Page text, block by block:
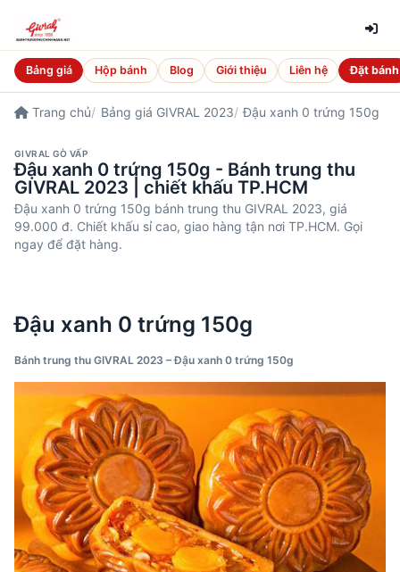
Bảng giá Hộp bánh Blog Giới thiệu Liên hệ Đặt bánh
Trang chủ Bảng giá GIVRAL 2023 Đậu xanh 0 trứng 150g
GIVRAL GÒ VẤP
Đậu xanh 0 trứng 150g - Bánh trung thu
GIVRAL 2023 | chiết khấu TP.HCM
Đậu xanh 0 trứng 150g bánh trung thu GIVRAL 2023, giá
99.000 đ. Chiết khấu sỉ cao, giao hàng tận nơi TP.HCM. Gọi
ngay để đặt hàng.
Đậu xanh 0 trứng 150g
Bánh trung thu GIVRAL 2023 – Đậu xanh 0 trứng 150g